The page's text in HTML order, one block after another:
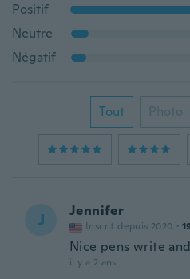
Positif
Neutre
Négatif
Tout Photo
J Jennifer
Inscrit depuis 2020 ·
Nice pens write
il y a 2 ans